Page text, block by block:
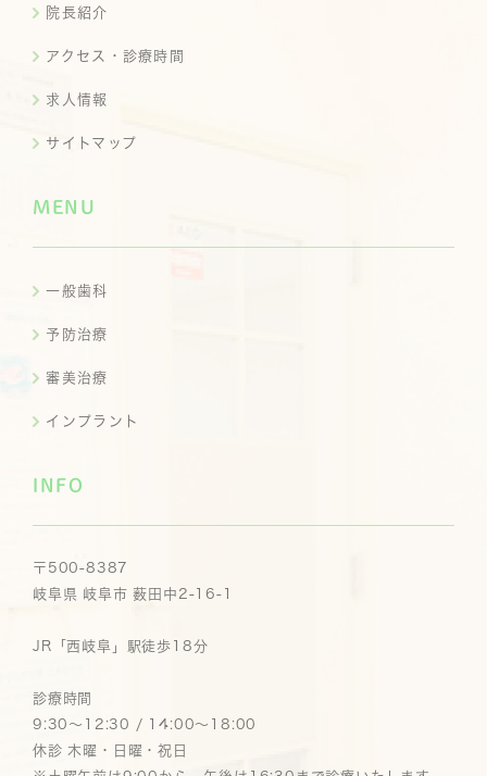
院長紹介
アクセス・診療時間
求人情報
サイトマップ
MENU
一般歯科
予防治療
審美治療
インプラント
INFO
〒500-8387
岐阜県 岐阜市 薮田中2-16-1
JR「西岐阜」駅徒歩18分
診療時間
9:30～12:30 / 14:00～18:00
休診 木曜・日曜・祝日